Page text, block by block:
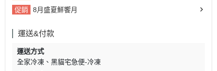
促銷
8月盛夏鮮饗月
運送&付款
運送方式
全家冷凍
黑貓宅急便-冷凍